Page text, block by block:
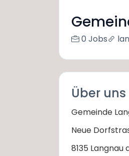
0 Jobs
Über uns
Gemeinde
Neue
8135 Langnau